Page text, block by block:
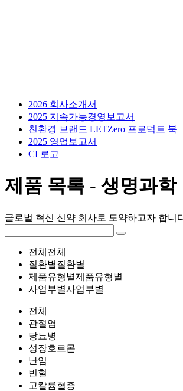
2026 회사소개서
2025 지속가능경영보고서
친환경 브랜드 LETZero 프로덕트 북
2025 영업보고서
CI 로고
제품 목록 - 생명과학
글로벌 혁신 신약 회사로 도약하고자 합니
전체 전체
질환별질환별
제품유형별제품유형별
사업부별사업부별
전체
관절염
당뇨병
성장호르몬
난임
빈혈
고칼륨혈증